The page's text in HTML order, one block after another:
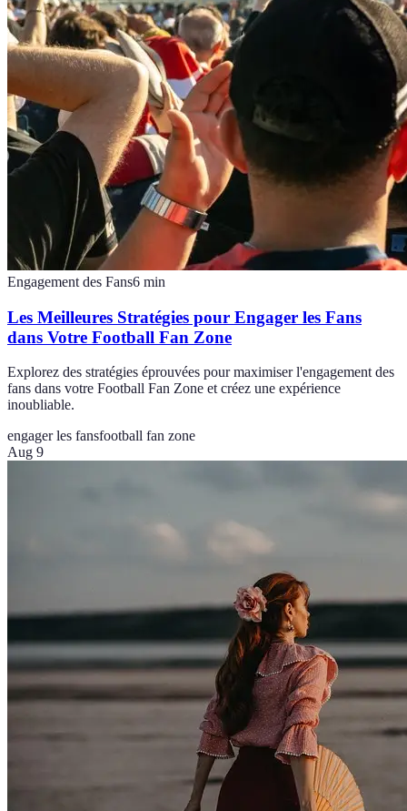
Engagement des Fans6 min
Les Meilleures Stratégies pour Engager les Fans
dans Votre Football Fan Zone
Explorez des stratégies éprouvées pour maximiser l'engagement des
fans dans votre Football Fan Zone et créez une expérience
inoubliable.
engager les fansfootball fan zone
Aug 9